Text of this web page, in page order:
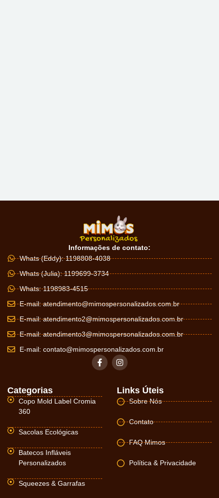
Informações de contato:
Whats (Eddy): 1198808-4038
Whats (Julia): 1199699-3734
Whats: 1198983-4515
E-mail:atendimento@mimospersonalizados.com.br
E-mail:atendimento2@mimospersonalizados.com.br
E-mail:atendimento3@mimospersonalizados.com.br
E-mail: contato@mimospersonalizados.com.br
Categorias
Copo Mold Label Cromia
360
Sacolas Ecológicas
Batecos Infláveis
Personalizados
Squeezes & Garrafas
Links Úteis
Sobre Nós
Contato
FAQ Mimos
Política & Privacidade